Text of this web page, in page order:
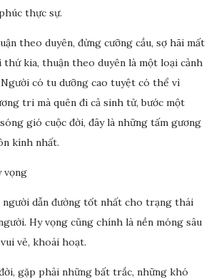
thực sự.
theo duyên, đừng cưỡng cầu, sợ hãi mất
thứ kia, thuận theo duyên là một loại cảnh
có tu dưỡng cao tuyệt có thể vì
tri mà quên đi cả sinh tử, bước một
gió cuộc đời, đây là những tấm gương
kính nhất.
vọng
người dẫn đường tốt nhất cho trạng thái
Hy vọng cũng chính là nền móng sâu
vẻ, khoái hoạt.
gặp phải những bất trắc, những khó